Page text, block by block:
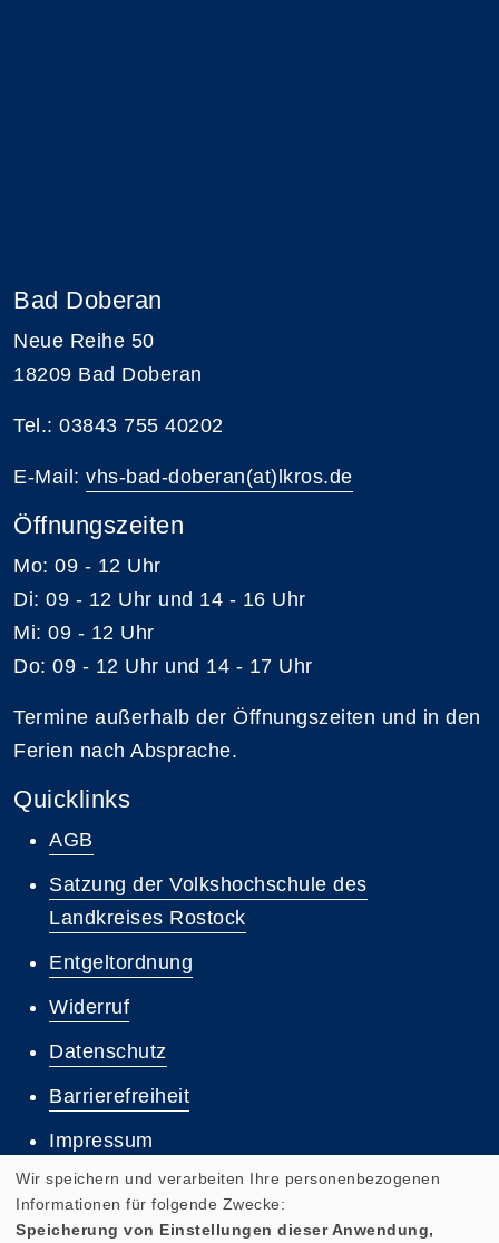
Bad Doberan
Neue Reihe 50
18209 Bad Doberan
Tel.: 03843 755 40202
E-Mail: vhs-bad-doberan(at)lkros.de
Öffnungszeiten
Mo: 09 - 12 Uhr
Di: 09 - 12 Uhr und 14 - 16 Uhr
Mi: 09 - 12 Uhr
Do: 09 - 12 Uhr und 14 - 17 Uhr
Termine außerhalb der Öffnungszeiten und in den
Ferien nach Absprache.
Quicklinks
AGB
Satzung der Volkshochschule des
Landkreises Rostock
Entgeltordnung
Widerruf
Datenschutz
Barrierefreiheit
Impressum
Wir speichern und verarbeiten Ihre personenbezogenen
Informationen für folgende Zwecke:
Speicherung von Einstellungen dieser Anwendung,